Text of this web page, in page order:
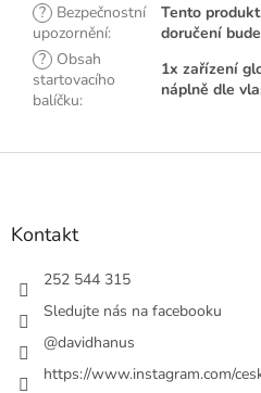
? Bezpečnostní
upozornění:
Tento
doručení
? Obsah
startovacího
balíčku:
1x zařízení
náplně dle
Z
Kontakt
252 544 315
Sledujte nás na facebooku
@davidhanus
https://www.instagram.com/